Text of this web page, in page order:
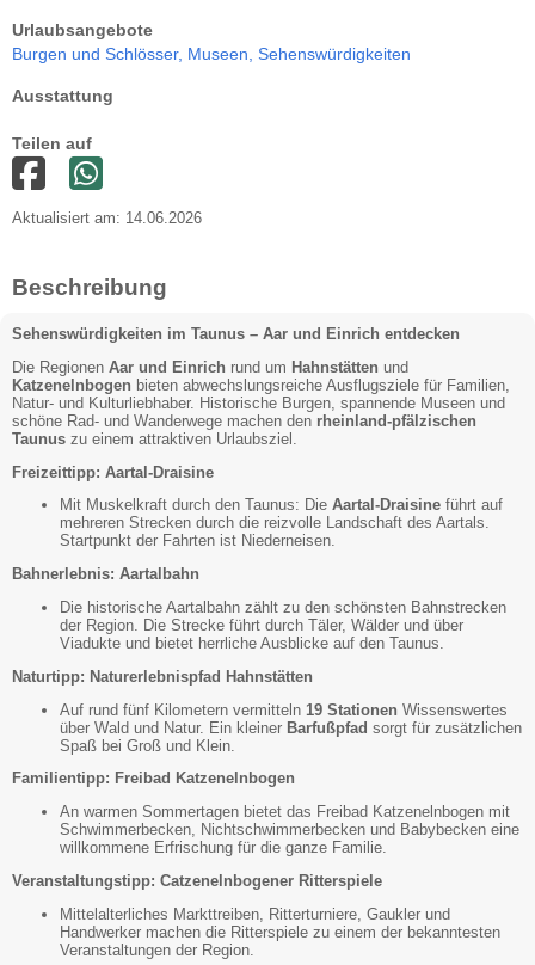
Urlaubsangebote
Burgen und Schlösser, Museen, Sehenswürdigkeiten
Ausstattung
Teilen auf
Aktualisiert am: 14.06.2026
Beschreibung
Sehenswürdigkeiten im Taunus – Aar und Einrich entdecken
Die Regionen Aar und Einrich rund um Hahnstätten und
Katzenelnbogen bieten abwechslungsreiche Ausflugsziele für Familien,
Natur- und Kulturliebhaber. Historische Burgen, spannende Museen und
schöne Rad- und Wanderwege machen den rheinland-pfälzischen
Taunus zu einem attraktiven Urlaubsziel.
Freizeittipp: Aartal-Draisine
Mit Muskelkraft durch den Taunus: Die Aartal-Draisine führt auf
mehreren Strecken durch die reizvolle Landschaft des Aartals.
Startpunkt der Fahrten ist Niederneisen.
Bahnerlebnis: Aartalbahn
Die historische Aartalbahn zählt zu den schönsten Bahnstrecken
der Region. Die Strecke führt durch Täler, Wälder und über
Viadukte und bietet herrliche Ausblicke auf den Taunus.
Naturtipp: Naturerlebnispfad Hahnstätten
Auf rund fünf Kilometern vermitteln 19 Stationen Wissenswertes
über Wald und Natur. Ein kleiner Barfußpfad sorgt für zusätzlichen
Spaß bei Groß und Klein.
Familientipp: Freibad Katzenelnbogen
An warmen Sommertagen bietet das Freibad Katzenelnbogen mit
Schwimmerbecken, Nichtschwimmerbecken und Babybecken eine
willkommene Erfrischung für die ganze Familie.
Veranstaltungstipp: Catzenelnbogener Ritterspiele
Mittelalterliches Markttreiben, Ritterturniere, Gaukler und
Handwerker machen die Ritterspiele zu einem der bekanntesten
Veranstaltungen der Region.